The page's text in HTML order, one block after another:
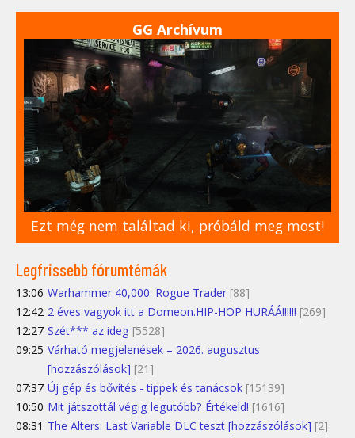
GG Archívum
Ezt még nem találtad ki, próbáld meg most!
Legfrissebb fórumtémák
13:06 Warhammer 40,000: Rogue Trader [88]
12:42 2 éves vagyok itt a Domeon.HIP-HOP HURÁÁ!!!!!! [269]
12:27 Szét*** az ideg [5528]
09:25 Várható megjelenések – 2026. augusztus
[hozzászólások] [21]
07:37 Új gép és bővítés - tippek és tanácsok [15139]
10:50 Mit játszottál végig legutóbb? Értékeld! [1616]
08:31 The Alters: Last Variable DLC teszt [hozzászólások] [2]